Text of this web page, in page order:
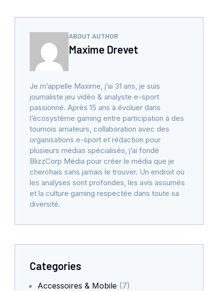
ABOUT AUTHOR
Maxime Drevet
Je m’appelle Maxime, j’ai 31 ans, je suis
journaliste jeu vidéo & analyste e-sport
passionné. Après 15 ans à évoluer dans
l’écosystème gaming entre participation à des
tournois amateurs, collaboration avec des
organisations e-sport et rédaction pour
plusieurs médias spécialisés, j’ai fondé
BlizzCorp Média pour créer le média que je
cherchais sans jamais le trouver. Un endroit où
les analyses sont profondes, les avis assumés
et la culture gaming respectée dans toute sa
diversité.
Categories
Accessoires & Mobile (7)